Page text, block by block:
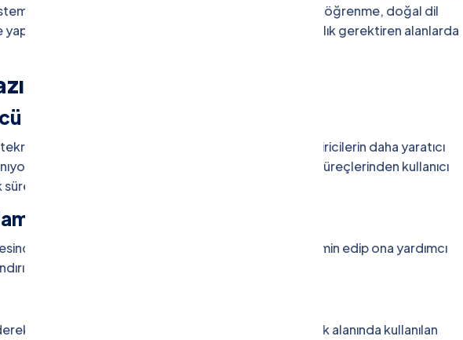
temel yapı taşlarıdır. Makine öğrenmesi, derin öğrenme, doğal dil
zekâ, artık sadece veri analizinde değil, yaratıcılık gerektiren alanlarda
Dünyasındaki Rolü
eden görevleri otomatikleştirerek yazılım geliştiricilerin daha yaratıcı
Kod testlerinden hata ayıklamaya, deployment süreçlerinden kullanıcı
süreç artık otomatik olarak yürütülebiliyor.
yapay zekâ, yazılımcının kod yazma sürecini tahmin edip ona yardımcı
hem de kod kalitesini artırıyor.
güvenlik açıklarını tahmin edebiliyor. Siber güvenlik alanında kullanılan